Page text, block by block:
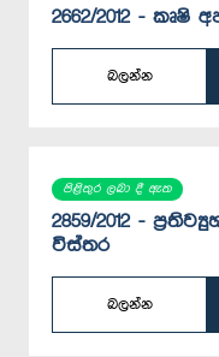
2662/2012 -
බලන්න
පිළිතුර ලබා දී ඇත
2859/2012 -
විස්තර
බලන්න